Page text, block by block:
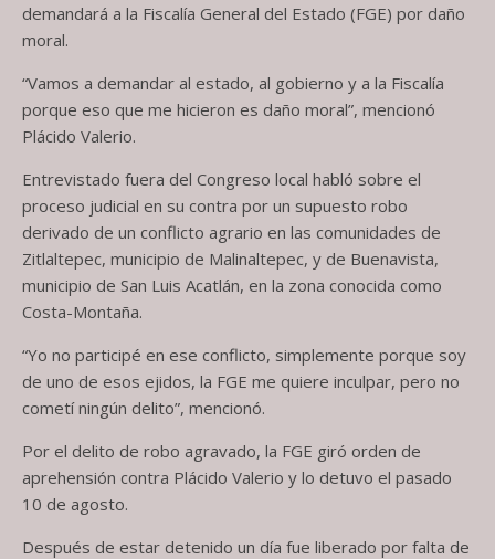
demandará a la Fiscalía General del Estado (FGE) por daño
moral.
“Vamos a demandar al estado, al gobierno y a la Fiscalía
porque eso que me hicieron es daño moral”, mencionó
Plácido Valerio.
Entrevistado fuera del Congreso local habló sobre el
proceso judicial en su contra por un supuesto robo
derivado de un conflicto agrario en las comunidades de
Zitlaltepec, municipio de Malinaltepec, y de Buenavista,
municipio de San Luis Acatlán, en la zona conocida como
Costa-Montaña.
“Yo no participé en ese conflicto, simplemente porque soy
de uno de esos ejidos, la FGE me quiere inculpar, pero no
cometí ningún delito”, mencionó.
Por el delito de robo agravado, la FGE giró orden de
aprehensión contra Plácido Valerio y lo detuvo el pasado
10 de agosto.
Después de estar detenido un día fue liberado por falta de